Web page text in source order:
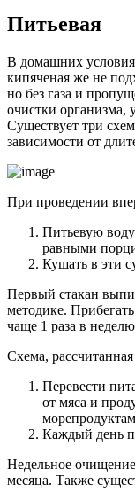
Питьевая
В домашних
кипяченая же не
но без газа и
очистки организма,
Существует три
зависимости от
При проведении
Питьевую воду
равными
Кушать в эти
Первый стакан
методике.
чаще 1 раза в
Схема,
Перевести
от мяса и
Каждый день
Недельное
месяца. Также